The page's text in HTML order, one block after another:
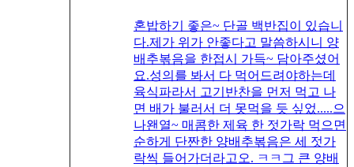
혼밥하기 좋은~ 단골 백반집이 있습니
다.제가 위가 안좋다고 말씀하시니 양
배추볶음을 한접시 가득~ 담아주셨어
요.성의를 봐서 다 먹어드려야하는데
육식파라서 고기반찬을 먼저 먹고 나
면 배가 불러서 더 못먹을 듯 싶었.....으
나왠열~ 매콤한 제육 한 젓가락 먹으면
순하게 단짠한 양배추볶음은 세 젓가
락씩 들어가더라고오. ㅋㅋ그 큰 양배